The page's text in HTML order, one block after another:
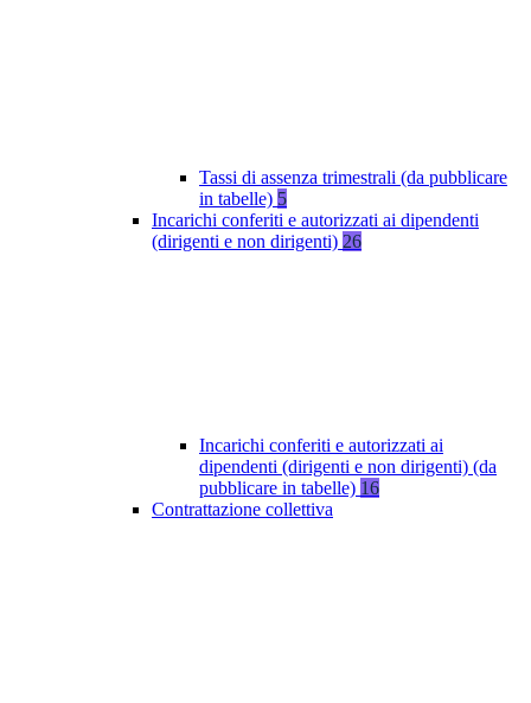
Tassi di assenza trimestrali (da pubblicare
in tabelle) 5
Incarichi conferiti e autorizzati ai dipendenti
(dirigenti e non dirigenti) 26
Incarichi conferiti e autorizzati ai
dipendenti (dirigenti e non dirigenti) (da
pubblicare in tabelle) 16
Contrattazione collettiva